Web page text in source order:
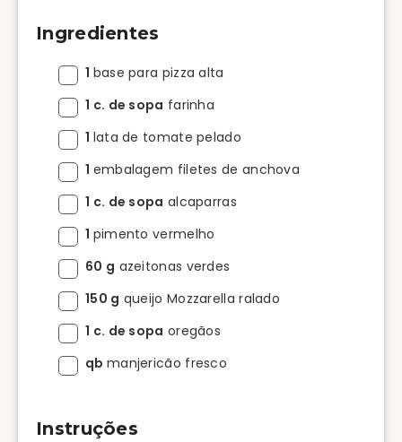
Ingredientes
1 base para pizza alta
1 c. de sopa farinha
1 lata de tomate pelado
1 embalagem filetes de anchova
1 c. de sopa alcaparras
1 pimento vermelho
60 g azeitonas verdes
150 g queijo Mozzarella ralado
1 c. de sopa oregãos
qb manjericão fresco
Instruções